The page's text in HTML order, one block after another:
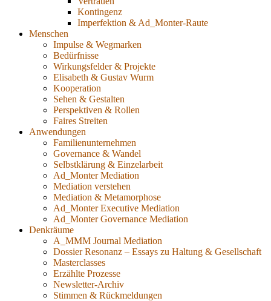
Kontingenz
Imperfektion & Ad_Monter-Raute
Menschen
Impulse & Wegmarken
Bedürfnisse
Wirkungsfelder & Projekte
Elisabeth & Gustav Wurm
Kooperation
Sehen & Gestalten
Perspektiven & Rollen
Faires Streiten
Anwendungen
Familienunternehmen
Governance & Wandel
Selbstklärung & Einzelarbeit
Ad_Monter Mediation
Mediation verstehen
Mediation & Metamorphose
Ad_Monter Executive Mediation
Ad_Monter Governance Mediation
Denkräume
A_MMM Journal Mediation
Dossier Resonanz – Essays zu Haltung & Gesellschaft
Masterclasses
Erzählte Prozesse
Newsletter-Archiv
Stimmen & Rückmeldungen